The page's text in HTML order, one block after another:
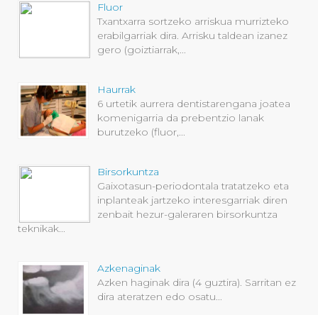
Fluor
Txantxarra sortzeko arriskua murrizteko
erabilgarriak dira. Arrisku taldean izanez
gero (goiztiarrak,...
Haurrak
6 urtetik aurrera dentistarengana joatea
komenigarria da prebentzio lanak
burutzeko (fluor,...
Birsorkuntza
Gaixotasun-periodontala tratatzeko eta
inplanteak jartzeko interesgarriak diren
zenbait hezur-galeraren birsorkuntza
teknikak...
Azkenaginak
Azken haginak dira (4 guztira). Sarritan ez
dira ateratzen edo osatu...